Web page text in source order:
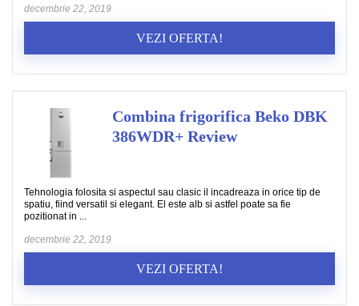
decembrie 22, 2019
VEZI OFERTA!
Combina frigorifica Beko DBK
386WDR+ Review
Tehnologia folosita si aspectul sau clasic il incadreaza in orice tip de
spatiu, fiind versatil si elegant. El este alb si astfel poate sa fie
pozitionat in ...
decembrie 22, 2019
VEZI OFERTA!